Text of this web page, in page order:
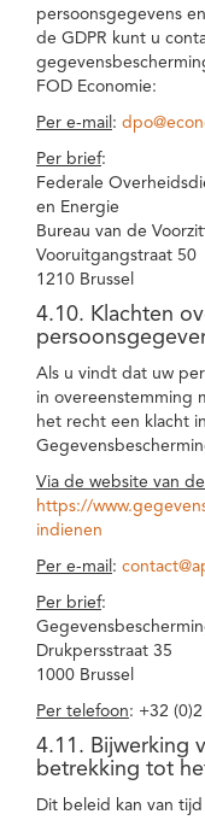
persoonsgegevens
de GDPR kunt u
FOD Economie:
Per e-mail :
Per brief:
Federale
en Energie
Bureau van de
Vooruitgangstraat 50
1210 Brussel
4.10. Klachten
Als u vindt dat uw
in overeenstemming
het recht een klacht
Via de website van
https://
indienen
Per e-mail :
Per brief:
Drukpersstraat 35
1000 Brussel
Per telefoon: +32
4.11. Bijwerking
betrekking tot
Dit beleid kan van